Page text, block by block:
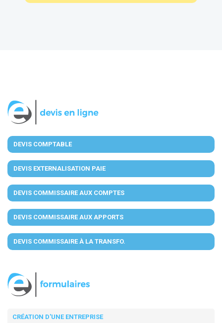
DEVIS COMPTABLE
DEVIS EXTERNALISATION PAIE
DEVIS COMMISSAIRE AUX COMPTES
DEVIS COMMISSAIRE AUX APPORTS
DEVIS COMMISSAIRE À LA TRANSFO.
CRÉATION D'UNE ENTREPRISE